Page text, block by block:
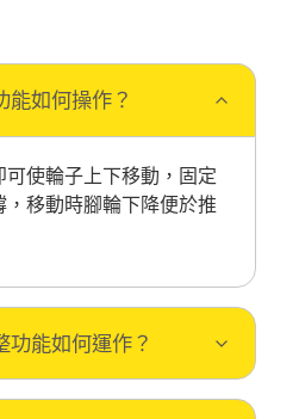
能如何操作？
可使輪子上下移動，固定
，移動時腳輪下降便於推
功能如何運作？